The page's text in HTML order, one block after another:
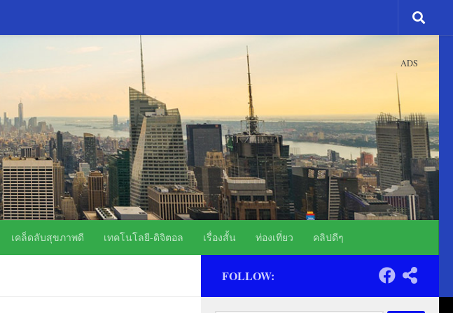
ADS
เคล็ดลับสุขภาพดี เทคโนโลยี-ดิจิตอล เรื่องสั้น ท่องเที่ยว คลิปดีๆ
FOLLOW: